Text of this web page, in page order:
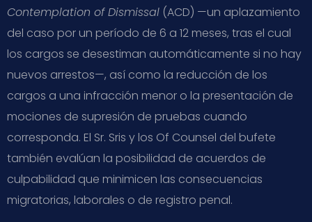
Contemplation of Dismissal (ACD) —un aplazamiento
del caso por un período de 6 a 12 meses, tras el cual
los cargos se desestiman automáticamente si no hay
nuevos arrestos—, así como la reducción de los
cargos a una infracción menor o la presentación de
mociones de supresión de pruebas cuando
corresponda. El Sr. Sris y los Of Counsel del bufete
también evalúan la posibilidad de acuerdos de
culpabilidad que minimicen las consecuencias
migratorias, laborales o de registro penal.